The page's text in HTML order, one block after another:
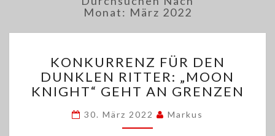
Monat: März 2022
FÜR
DEN
DUNKLEN
„MOON
KNIGHT“
KONKURRENZ FÜR DEN
DUNKLEN RITTER: „MOON
KNIGHT“ GEHT AN GRENZEN
30. März 2022 Markus